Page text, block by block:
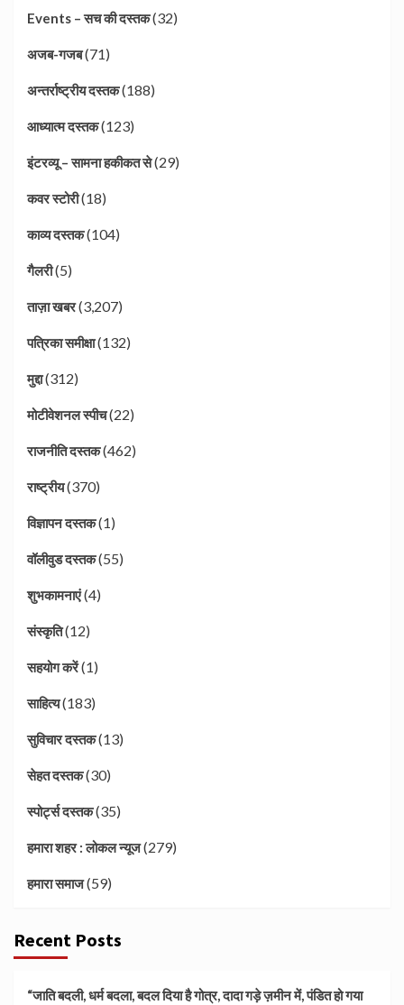
Events – सच की दस्तक(32)
अजब-गजब(71)
अन्तर्राष्ट्रीय दस्तक(188)
आध्यात्म दस्तक(123)
इंटरव्यू – सामना हकीकत से(29)
कवर स्टोरी(18)
काव्य दस्तक(104)
गैलरी(5)
ताज़ा खबर(3,207)
पत्रिका समीक्षा(132)
मुद्दा(312)
मोटीवेशनल स्पीच(22)
राजनीति दस्तक(462)
राष्ट्रीय(370)
विज्ञापन दस्तक(1)
वॉलीवुड दस्तक(55)
शुभकामनाएं(4)
संस्कृति(12)
सहयोग करें(1)
साहित्य(183)
सुविचार दस्तक(13)
सेहत दस्तक(30)
स्पोर्ट्स दस्तक(35)
हमारा शहर : लोकल न्यूज(279)
हमारा समाज(59)
Recent Posts
“जाति बदली, धर्म बदला, बदल दिया है गोत्र, दादा गड़े ज़मीन में, पंडित हो गया